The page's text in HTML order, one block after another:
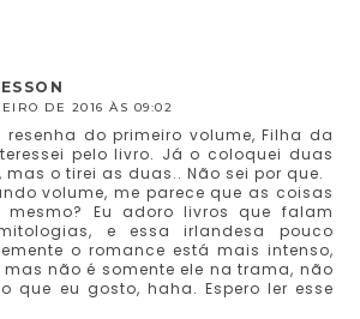
DE 2016 ÀS 09:02
resenha do primeiro volume, Filha da
pelo livro. Já o coloquei duas
mas o tirei as duas.. Não sei por que.
volume, me parece que as coisas
Eu adoro livros que falam
e essa irlandesa pouco
o romance está mais intenso,
não é somente ele na trama, não
que eu gosto, haha. Espero ler esse